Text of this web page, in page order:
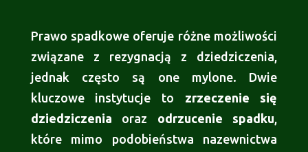
Prawo spadkowe oferuje różne możliwości
związane z rezygnacją z dziedziczenia,
jednak często są one mylone. Dwie
kluczowe instytucje to zrzeczenie się
dziedziczenia oraz odrzucenie spadku,
które mimo podobieństwa nazewnictwa